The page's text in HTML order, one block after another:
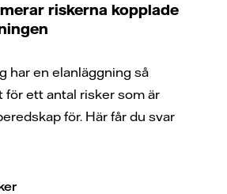
riskerna kopplade
har en elanläggning så
för ett antal risker som är
för. Här får du svar